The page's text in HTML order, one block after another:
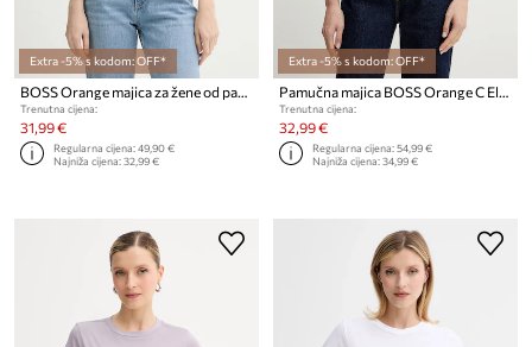
Extra -5% s kodom: OFF*
Trenutna cijena:
31,99 €
Regularna cijena:49,90 €
Najniža cijena:32,99 €
Extra -5% s kodom: OFF*
Trenutna cijena:
32,99 €
Regularna cijena:54,99 €
Najniža cijena:34,99 €